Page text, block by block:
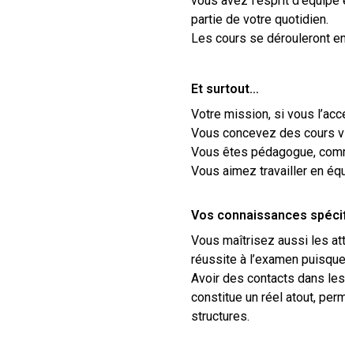
partie de votre quotidien.
Les cours se dérouleront
Et surtout…
Votre mission, si vous
Vous concevez des cours
Vous êtes pédagogue,
Vous aimez travailler en
Vos connaissances
Vous maîtrisez aussi les
réussite à l’examen
Avoir des contacts dans
constitue un réel atout,
structures.